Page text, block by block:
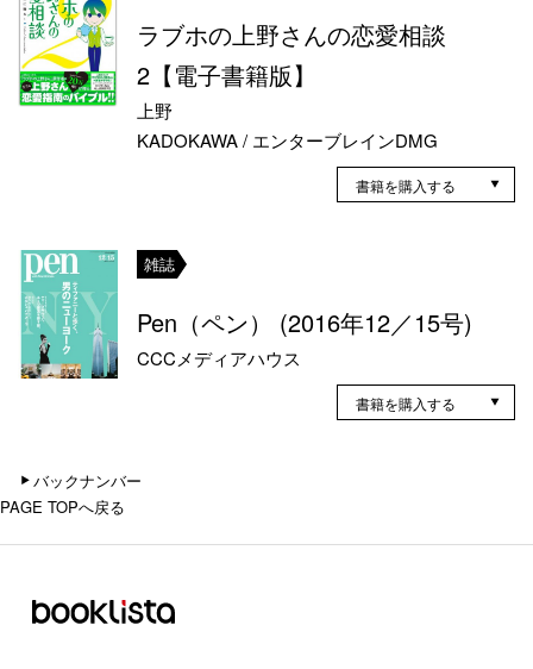
ラブホの上野さんの恋愛相談
2【電子書籍版】
上野
KADOKAWA / エンターブレインDMG
書籍を購入する
雑誌
Pen（ペン） (2016年12／15号)
CCCメディアハウス
書籍を購入する
バックナンバー
PAGE TOPへ戻る